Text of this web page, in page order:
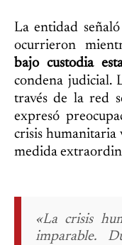
La entidad
ocurrieron
bajo custodia
condena judicial.
través de la red
expresó
crisis humanitaria
medida
«La crisis
imparable.